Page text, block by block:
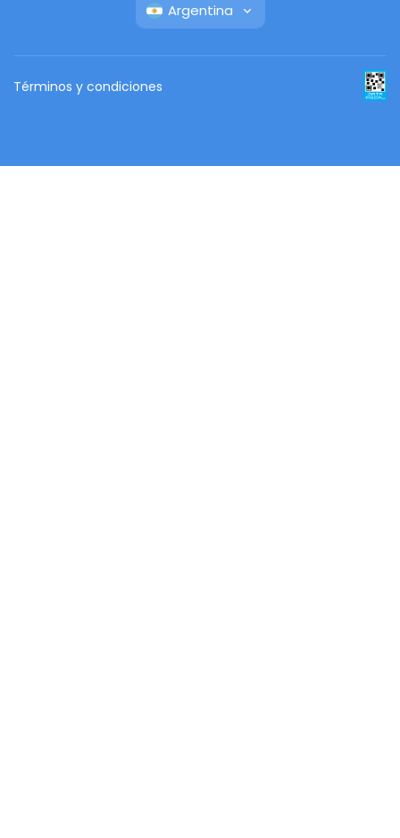
Argentina
Términos y condiciones